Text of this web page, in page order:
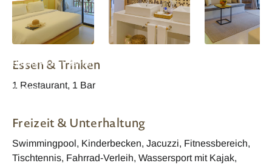
Beach Resort Samui
Zimmer
Essen & Trinken
1 Restaurant, 1 Bar
Freizeit & Unterhaltung
Swimmingpool, Kinderbecken, Jacuzzi, Fitnessbereich,
Tischtennis, Fahrrad-Verleih, Wassersport mit Kajak,